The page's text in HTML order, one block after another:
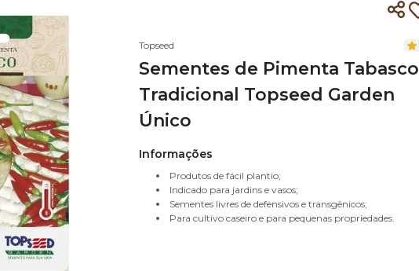
Topseed
Sementes de Pimenta Tabasco
Tradicional Topseed Garden
Único
Informações
Produtos de fácil plantio;
Indicado para jardins e vasos;
Sementes livres de defensivos e transgênicos;
Para cultivo caseiro e para pequenas propriedades.